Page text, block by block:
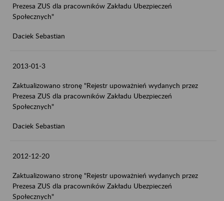
Prezesa ZUS dla pracowników Zakładu Ubezpieczeń
Społecznych"
Daciek Sebastian
2013-01-3
Zaktualizowano stronę "Rejestr upoważnień wydanych przez
Prezesa ZUS dla pracowników Zakładu Ubezpieczeń
Społecznych"
Daciek Sebastian
2012-12-20
Zaktualizowano stronę "Rejestr upoważnień wydanych przez
Prezesa ZUS dla pracowników Zakładu Ubezpieczeń
Społecznych"